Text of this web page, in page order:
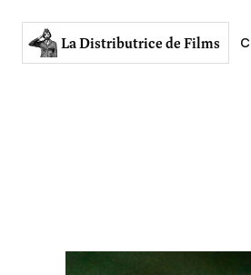
La Distributricede Films